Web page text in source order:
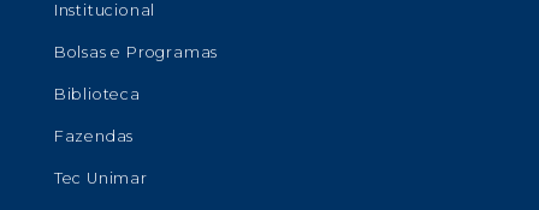
Institucional
Bolsas e Programas
Biblioteca
Fazendas
Tec Unimar